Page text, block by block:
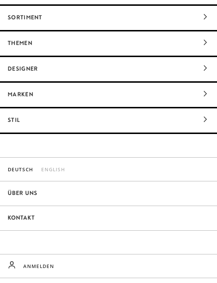
SORTIMENT
THEMEN
DESIGNER
MARKEN
STIL
DEUTSCH ENGLISH
ÜBER UNS
KONTAKT
ANMELDEN